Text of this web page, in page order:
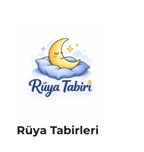
Rüya Tabirleri